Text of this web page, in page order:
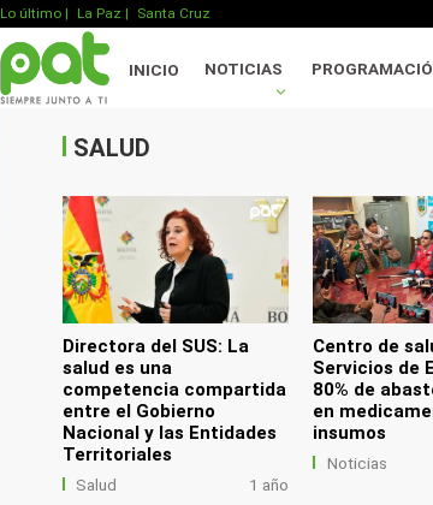
Lo último | La Paz | Santa Cruz
INICIO NOTICIAS
SALUD
.
Directora del SUS: La
salud es una
competencia compartida
entre el Gobierno
Nacional y las Entidades
Territoriales
Salud 1 año
Centro de
Servicios de
80% de
en
insumos
Noticias